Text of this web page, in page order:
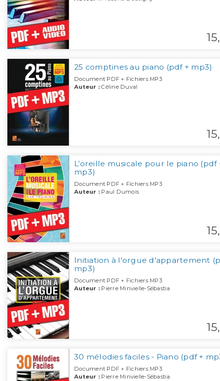
15,
25 comptines au piano (pdf + mp3)
Document PDF + Fichiers MP3
Auteur : Céline Duval
15,
L’oreille musicale pour le piano (pdf
mp3)
Document PDF + Fichiers MP3
Auteur : Paul Dumois
15,
Initiation à l'orgue d'appartement
mp3)
Document PDF + Fichiers MP3
Auteur : Pierre Minvielle-Sébastia
15,
30 mélodies faciles - Piano (pdf +
Document PDF + Fichiers MP3
Auteur : Pierre Minvielle-Sébastia